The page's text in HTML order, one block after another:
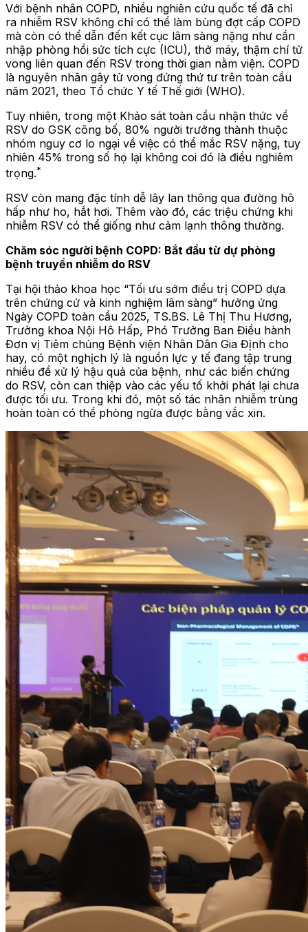
Với bệnh nhân COPD, nhiều nghiên cứu quốc tế đã chỉ
ra nhiễm RSV không chỉ có thể làm bùng đợt cấp COPD
mà còn có thể dẫn đến kết cục lâm sàng nặng như cần
nhập phòng hồi sức tích cực (ICU), thở máy, thậm chí tử
vong liên quan đến RSV trong thời gian nằm viện. COPD
là nguyên nhân gây tử vong đứng thứ tư trên toàn cầu
năm 2021, theo Tổ chức Y tế Thế giới (WHO).
Tuy nhiên, trong một Khảo sát toàn cầu nhận thức về
RSV do GSK công bố, 80% người trưởng thành thuộc
nhóm nguy cơ lo ngại về việc có thể mắc RSV nặng, tuy
nhiên 45% trong số họ lại không coi đó là điều nghiêm
trọng.*
RSV còn mang đặc tính dễ lây lan thông qua đường hô
hấp như ho, hắt hơi. Thêm vào đó, các triệu chứng khi
nhiễm RSV có thể giống như cảm lạnh thông thường.
Chăm sóc người bệnh COPD: Bắt đầu từ dự phòng
bệnh truyền nhiễm do RSV
Tại hội thảo khoa học “Tối ưu sớm điều trị COPD dựa
trên chứng cứ và kinh nghiệm lâm sàng” hưởng ứng
Ngày COPD toàn cầu 2025, TS.BS. Lê Thị Thu Hương,
Trưởng khoa Nội Hô Hấp, Phó Trưởng Ban Điều hành
Đơn vị Tiêm chủng Bệnh viện Nhân Dân Gia Định cho
hay, có một nghịch lý là nguồn lực y tế đang tập trung
nhiều để xử lý hậu quả của bệnh, như các biến chứng
do RSV, còn can thiệp vào các yếu tố khởi phát lại chưa
được tối ưu. Trong khi đó, một số tác nhân nhiễm trùng
hoàn toàn có thể phòng ngừa được bằng vắc xin.